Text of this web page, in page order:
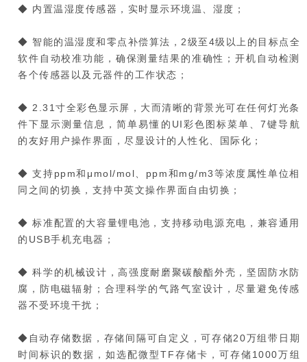
◆ 内置温湿度传感器，实时显示环境温、湿度；
◆ 智能的温湿度和零点补偿算法，2级至4级以上的目标点全
软件自动校准功能，确保测量结果的准确性；开机自动检测
各个传感器以及元器件的工作状态；
◆ 2.31寸全彩色显示屏，大而清晰的背景光可在任何灯光条
件下显示测量信息，简单易懂的UI彩色图标菜单、7键导航
的友好用户操作界面，尽显设计的人性化、国际化；
◆ 支持ppm和μmol/mol、ppm和mg/m3等浓度属性单位相
同之间的切换，支持中英文操作界面自由切换；
◆ 标准配置的大容量锂电池，支持移动电源充电，兼容通用
的USB手机充电器；
◆ 科学的机械设计，高强度耐磨聚碳酸酯外壳，坚固防水防
腐，防电磁辐射；合理科学的气路气室设计，尽量避免传感
器不受环境干扰；
◆自动存储数据，存储间隔可自定义，可存储20万组带日期
时间标识的数据，如选配微型TF存储卡，可存储1000万组